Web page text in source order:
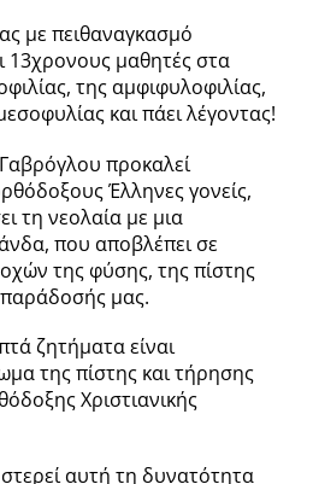
με πειθαναγκασμό
13χρονους μαθητές στα
της αμφιφυλοφιλίας,
και πάει λέγοντας!
προκαλεί
Έλληνες γονείς,
τη νεολαία με μια
που αποβλέπει σε
της φύσης, της πίστης
παράδοσής μας.
ζητήματα είναι
της πίστης και τήρησης
Χριστιανικής
αυτή τη δυνατότητα